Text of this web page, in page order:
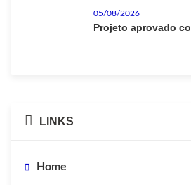
05/08/2026
Projeto aprovado
LINKS
Home